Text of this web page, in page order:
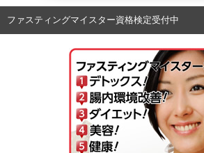
ファスティングマイスター資格検定受付中